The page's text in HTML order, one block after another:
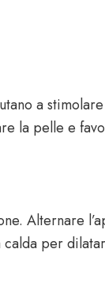
a
la pelle e
Alternare
per